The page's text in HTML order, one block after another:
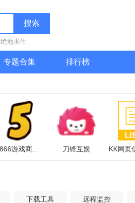
搜索
绝地求生
专题合集 排行榜
刀锋互娱
下载工具 远程监控